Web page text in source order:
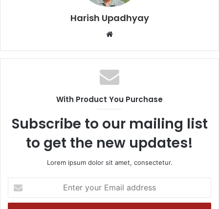
Harish Upadhyay
Website
With Product You Purchase
Subscribe to our mailing list
to get the new updates!
Lorem ipsum dolor sit amet, consectetur.
your
Email